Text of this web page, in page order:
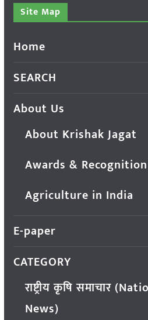
Site Map
Home
SEARCH
About Us
About Krishak Jagat
Awards & Recognition
Agriculture in India
E-paper
CATEGORY
राष्ट्रीय कृषि समाचार
News)